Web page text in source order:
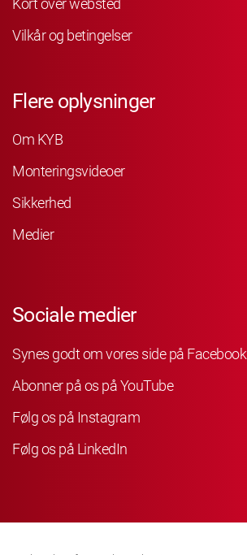
Vilkår og betingelser
Flere oplysninger
Om KYB
Monteringsvideoer
Sikkerhed
Medier
Sociale medier
Synes godt om vores side på Facebook
Abonner på os på YouTube
Følg os på Instagram
Følg os på LinkedIn